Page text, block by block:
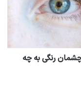
رنگی به چه